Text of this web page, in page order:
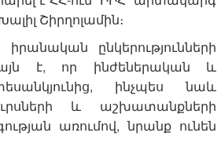
Շիրղոլամին։
ընկերությունների
այն է, որ ինժեներական և
ինչպես նաև
և աշխատանքների
առումով, նրանք ունեն